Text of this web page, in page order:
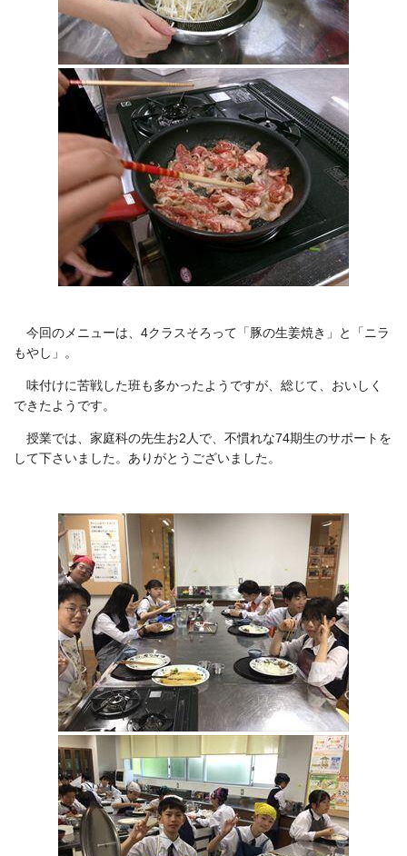
今回のメニューは、4クラスそろって「豚の生姜焼き」と「ニラ
もやし」。
味付けに苦戦した班も多かったようですが、総じて、おいしく
できたようです。
授業では、家庭科の先生お2人で、不慣れな74期生のサポートを
して下さいました。ありがとうございました。